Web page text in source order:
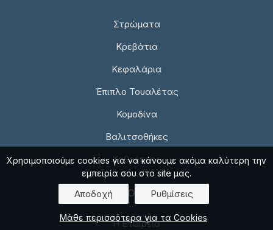
Στρώματα
Κρεβάτια
Κεφαλάρια
Έπιπλο Τουαλέτας
Κομοδίνα
Βαλιτσοθήκες
Καθρέπτες
ΠΛΗΡΟΦΟΡΙΕΣ
Η Εταιρεία
Χρησιμοποιούμε cookies για να κάνουμε ακόμα καλύτερη την
εμπειρία σου στο site μας.
Αποδοχή Ρυθμίσεις
Μάθε περισσότερα για τα Cookies